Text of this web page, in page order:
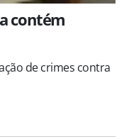
contém
de crimes contra